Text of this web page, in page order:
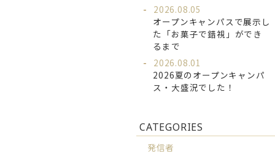
2026.08.05
オープンキャンパスで展示し
た「お菓子で錯視」ができ
るまで
2026.08.01
2026夏のオープンキャンパ
ス・大盛況でした！
CATEGORIES
発信者